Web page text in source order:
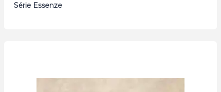
Série Essenze